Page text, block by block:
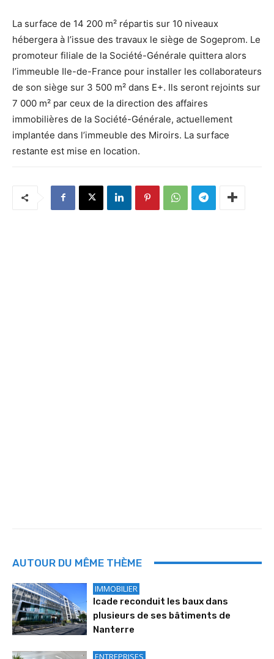
La surface de 14 200 m² répartis sur 10 niveaux
hébergera à l’issue des travaux le siège de Sogeprom. Le
promoteur filiale de la Société-Générale quittera alors
l’immeuble Ile-de-France pour installer les collaborateurs
de son siège sur 3 500 m² dans E+. Ils seront rejoints sur
7 000 m² par ceux de la direction des affaires
immobilières de la Société-Générale, actuellement
implantée dans l’immeuble des Miroirs. La surface
restante est mise en location.
AUTOUR DU MÊME THÈME
IMMOBILIER
Icade reconduit les baux dans
plusieurs de ses bâtiments de
Nanterre
ENTREPRISES